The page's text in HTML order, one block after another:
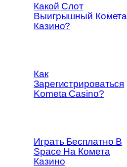
Какой Слот
Выигрышный Комета
Казино?
Как
Зарегистрироваться
Kometa Casino?
Играть Бесплатно В
Space На Комета
Казино